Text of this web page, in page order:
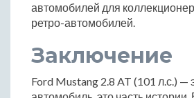
автомобилей для
ретро-автомобилей.
Заключение
Ford Mustang 2.8 AT (101 л.с.) —